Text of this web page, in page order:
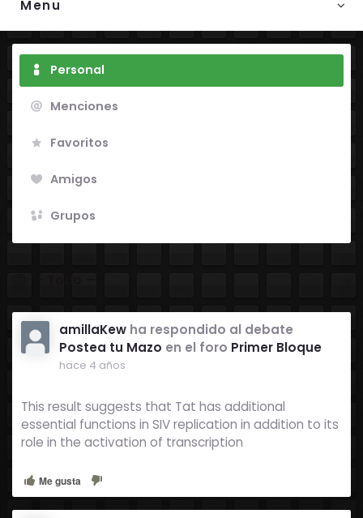
Menu
Personal
Menciones
Favoritos
Amigos
Grupos
amillaKew ha respondido al debate
Postea tu Mazo en el foro Primer Bloque
hace 4 años
This result suggests that Tat has additional
essential functions in SIV replication in addition to its
role in the activation of transcription
Me gusta